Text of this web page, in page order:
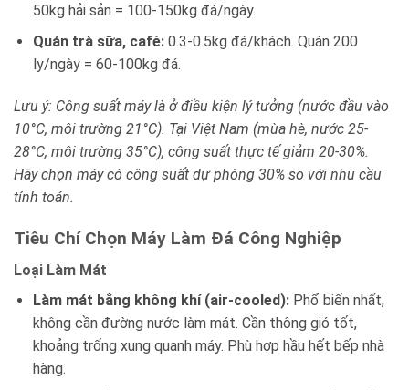
50kg hải sản = 100-150kg đá/ngày.
Quán trà sữa, café:0.3-0.5kg đá/khách. Quán 200
ly/ngày = 60-100kg đá.
Lưu ý: Công suất máy là ở điều kiện lý tưởng (nước đầu vào
10°C, môi trường 21°C). Tại Việt Nam (mùa hè, nước 25-
28°C, môi trường 35°C), công suất thực tế giảm 20-30%.
Hãy chọn máy có công suất dự phòng 30% so với nhu cầu
tính toán.
Tiêu Chí Chọn Máy Làm Đá Công Nghiệp
Loại Làm Mát
Làm mát bằng không khí (air-cooled):Phổ biến nhất,
không cần đường nước làm mát. Cần thông gió tốt,
khoảng trống xung quanh máy. Phù hợp hầu hết bếp nhà
hàng.